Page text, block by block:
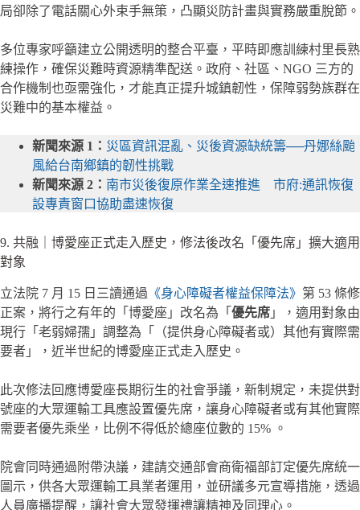
局卻除了電話關心外束手無策，凸顯災防計畫與實務嚴重脫節。
多位專家呼籲建立公開透明的整合平臺，平時即應訓練村里長熟
練操作，確保災難時資源精準配送。政府、社區、NGO 三方的
合作機制也亟需強化，才能真正提升城鎮韌性，保障弱勢族群在
災難中的基本權益。
新聞來源 1： 災區資訊混亂、災後資源缺統籌──丹娜絲颱
風給台南鄉鎮的韌性挑戰
新聞來源 2： 南市災後復原作業全速推進 市府:通訊恢復
設專責窗口協助盡速恢復
9. 共融｜博愛座正式走入歷史，修法後改名「優先席」擴大適用
對象
立法院 7 月 15 日三讀通過 《身心障礙者權益保障法》 第 53 條修
正案，將行之有年的「博愛座」改名為「 優先席 」，適用對象由
現行「老弱婦孺」調整為「（提供身心障礙者或）其他有實際需
要者」，近半世紀的博愛座正式走入歷史。
此次修法回應博愛座長期衍生的社會爭議，新制規定，未提供對
號座的大眾運輸工具應設置優先席，讓身心障礙者或有其他實際
需要者優先乘坐，比例不得低於總座位數的 15% 。
院會同時通過附帶決議，建請交通部會商衛福部訂定優先席統一
圖示，供各大眾運輸工具業者運用，並研議多元宣導措施，透過
人員廣播提醒，讓社會大眾發揮禮讓精神及同理心。